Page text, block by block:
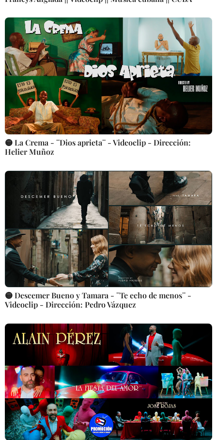
🟡 La Crema - ¨Dios aprieta¨ - Videoclip - Dirección:
Helier Muñoz
🟡 Descemer Bueno y Tamara - ¨Te echo de menos¨ -
Videoclip - Dirección: Pedro Vázquez